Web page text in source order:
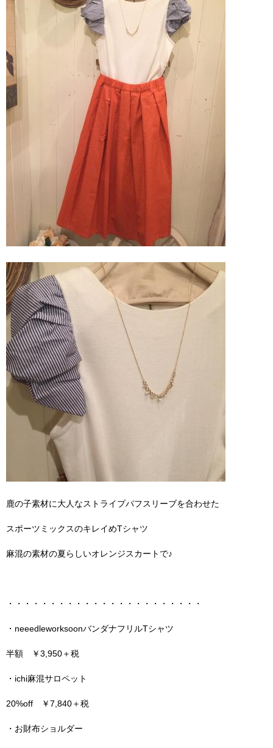
鹿の子素材に大人なストライプパフスリーブを合わせた
スポーツミックスのキレイめTシャツ
麻混の素材の夏らしいオレンジスカートで♪
・・・・・・・・・・・・・・・・・・・・・・・
・neeedleworksoonバンダナフリルTシャツ
半額 ￥3,950＋税
・ichi麻混サロペット
20%off ￥7,840＋税
・お財布ショルダー